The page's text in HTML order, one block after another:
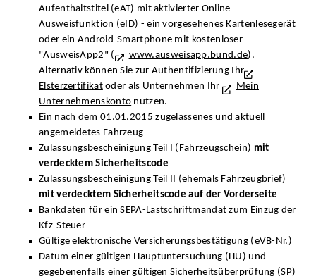
Aufenthaltstitel (eAT) mit aktivierter Online-
Ausweisfunktion (eID) - ein vorgesehenes Kartenlesegerät
oder ein Android-Smartphone mit kostenloser
"AusweisApp2" (
www.ausweisapp.bund.de).
Alternativ können Sie zur Authentifizierung Ihr
Elsterzertifikatoder als Unternehmen Ihr
Mein
Unternehmenskonto nutzen.
Ein nach dem 01.01.2015 zugelassenes und aktuell
angemeldetes Fahrzeug
Zulassungsbescheinigung Teil I (Fahrzeugschein) mit
verdecktem Sicherheitscode
Zulassungsbescheinigung Teil II (ehemals Fahrzeugbrief)
mit verdecktem Sicherheitscode auf der Vorderseite
Bankdaten für ein SEPA-Lastschriftmandat zum Einzug der
Kfz-Steuer
Gültige elektronische Versicherungsbestätigung (eVB-Nr.)
Datum einer gültigen Hauptuntersuchung (HU) und
gegebenenfalls einer gültigen Sicherheitsüberprüfung (SP)